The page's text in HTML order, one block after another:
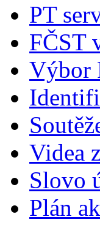
PT
FČST
Výbor
Videa
Slovo
Plán